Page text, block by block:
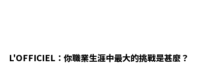
L'OFFICIEL：你職業生涯中最大的挑戰是甚麼？